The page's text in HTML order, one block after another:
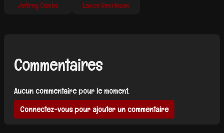
Jeffrey Combs Lance Henriksen
Commentaires
Aucun commentaire pour le moment.
Connectez-vous pour ajouter un commentaire